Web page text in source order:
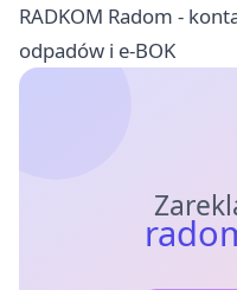
RADKOM Radom -
odpadów i e-BOK